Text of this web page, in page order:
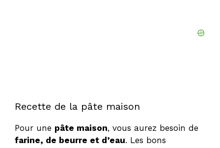
Recette de la pâte maison
Pour une pâte maison, vous aurez besoin de
farine, de beurre et d’eau. Les bons